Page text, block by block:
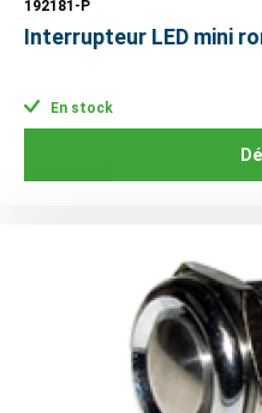
192181-P
Interrupteur LED mini
En stock